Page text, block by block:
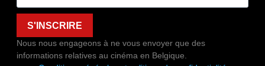
S'INSCRIRE
Nous nous engageons à ne vous envoyer que des
informations relatives au cinéma en Belgique.